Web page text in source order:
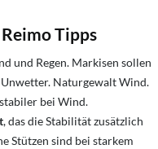
Tipps
und Regen. Markisen sollen
Naturgewalt Wind.
bei Wind.
, das die Stabilität zusätzlich
Stützen sind bei starkem